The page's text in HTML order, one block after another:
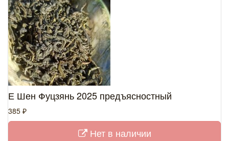
Е Шен Фуцзянь 2025 предъясностный
385 ₽
Нет в наличии